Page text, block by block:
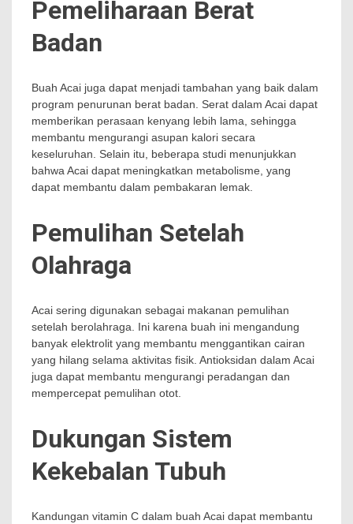
Pemeliharaan Berat
Badan
Buah Acai juga dapat menjadi tambahan yang baik dalam
program penurunan berat badan. Serat dalam Acai dapat
memberikan perasaan kenyang lebih lama, sehingga
membantu mengurangi asupan kalori secara
keseluruhan. Selain itu, beberapa studi menunjukkan
bahwa Acai dapat meningkatkan metabolisme, yang
dapat membantu dalam pembakaran lemak.
Pemulihan Setelah
Olahraga
Acai sering digunakan sebagai makanan pemulihan
setelah berolahraga. Ini karena buah ini mengandung
banyak elektrolit yang membantu menggantikan cairan
yang hilang selama aktivitas fisik. Antioksidan dalam Acai
juga dapat membantu mengurangi peradangan dan
mempercepat pemulihan otot.
Dukungan Sistem
Kekebalan Tubuh
Kandungan vitamin C dalam buah Acai dapat membantu